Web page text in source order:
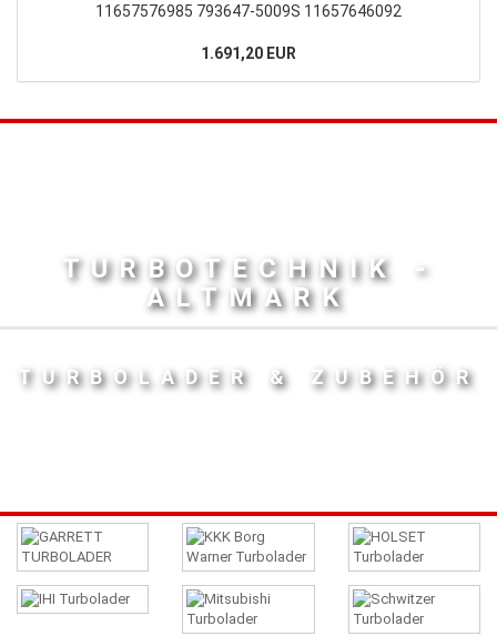
11657576985 793647-5009S 11657646092
1.691,20 EUR
TURBOTECHNIK -
ALTMARK
TURBOLADER & ZUBEHÖR